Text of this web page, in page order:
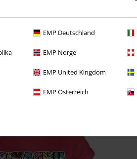
EMP Deutschland
EMP Norge
EMP United Kingdom
EMP Österreich
BACKSTAGE CLUB